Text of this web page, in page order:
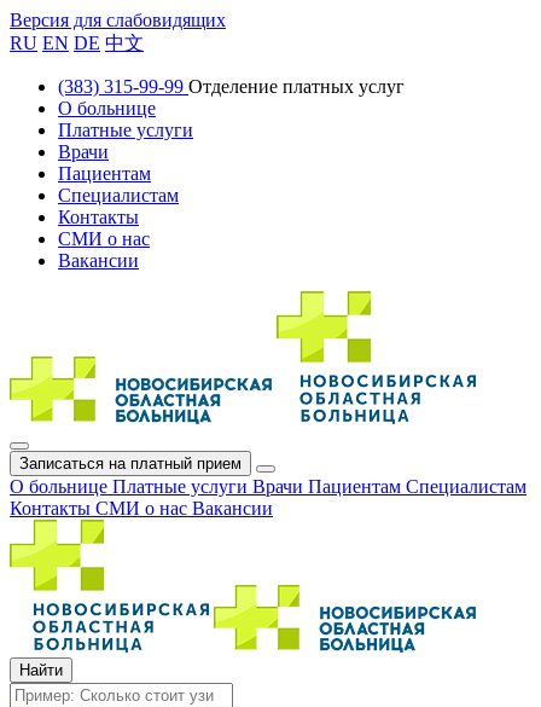
Версия для слабовидящих
RU EN DE 中文
(383) 315-99-99 Отделение платных услуг
О больнице
Платные услуги
Врачи
Пациентам
Специалистам
Контакты
СМИ о нас
Вакансии
Записаться на платный прием
О больнице Платные услуги Врачи Пациентам Специалистам
Контакты СМИ о нас Вакансии